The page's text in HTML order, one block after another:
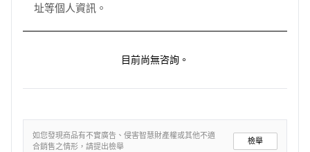
址等個人資訊。
目前尚無咨詢。
如您發現商品有不實廣告、侵害智慧財產權或其他不適
合銷售之情形，請提出檢舉
檢舉